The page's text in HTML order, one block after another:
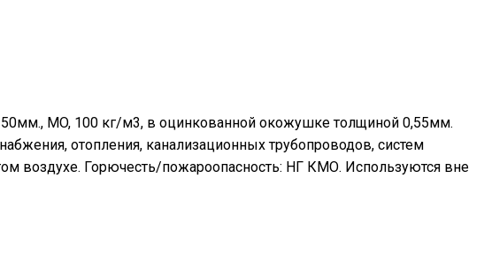
MO, 100 кг/м3, в оцинкованной окожушке толщиной 0,55мм.
отопления, канализационных трубопроводов, систем
воздухе. Горючесть/пожароопасность: НГ КМО. Используются вне